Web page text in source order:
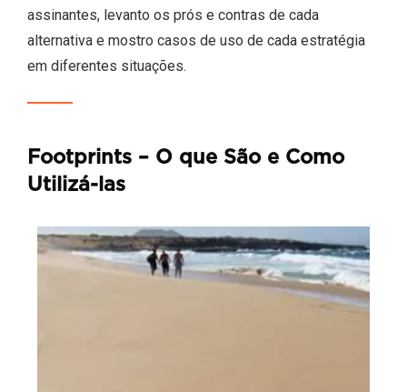
assinantes, levanto os prós e contras de cada
alternativa e mostro casos de uso de cada estratégia
em diferentes situações.
Footprints – O que São e Como
Utilizá-las